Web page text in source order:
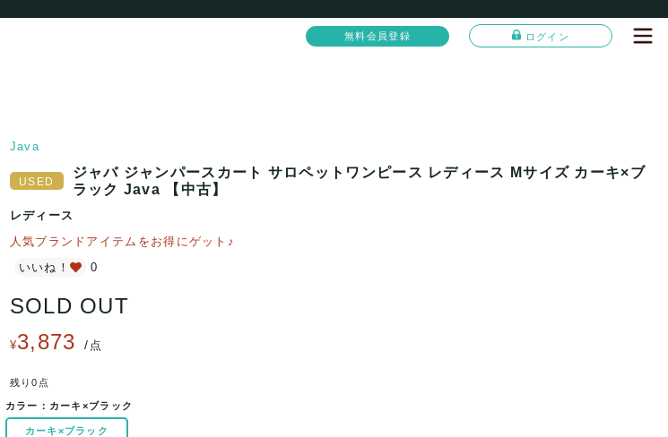
無料会員登録 ログイン
Java
ジャバ ジャンパースカート サロペットワンピース レディース Mサイズ カーキ×ブ
ラック Java 【中古】
レディース
人気ブランドアイテムをお得にゲット♪
いいね！
0
SOLD OUT
¥3,873 / 点
残り0点
カラー： カーキ×ブラック
カーキ×ブラック